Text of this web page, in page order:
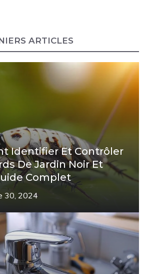
ARTICLES
Identifier Et Contrôler
De Jardin Noir Et
Complet
30, 2024